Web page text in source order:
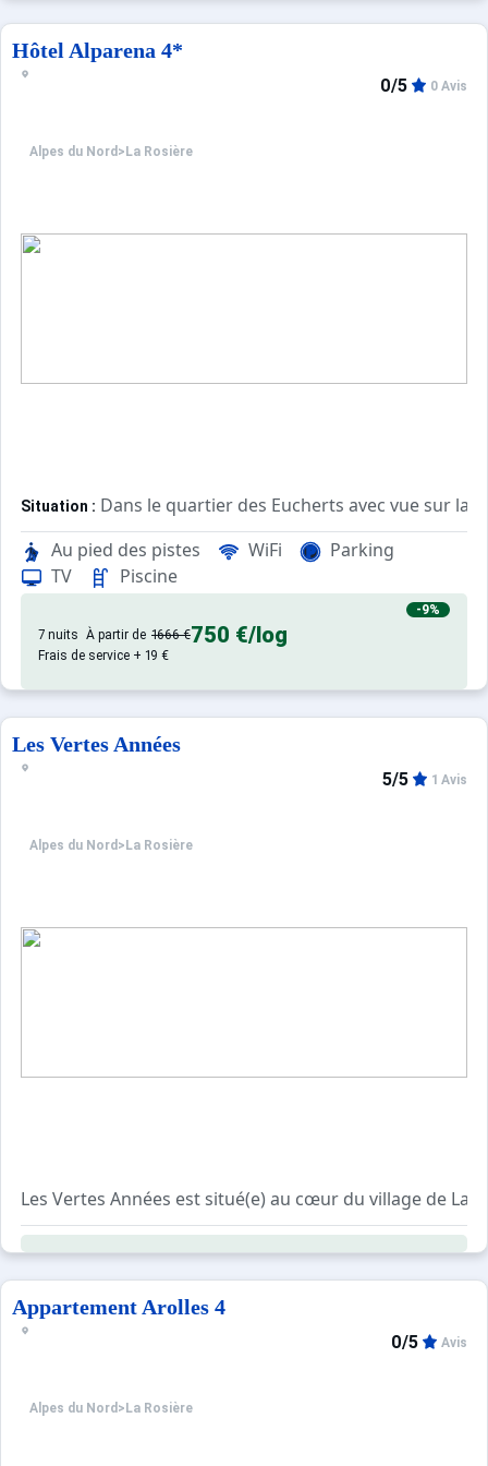
Hôtel Alparena 4*
Alpes du Nord > La Rosière
0/5 0 Avis
Situation : Dans le quartier des Eucherts avec vue sur la
Hôtel :Propose des chambres et suites confortables et
Au pied des pistes WiFi
Parking
TV
Piscine
-9%
7 nuits À partir de 1666 €750 €/log
Frais de service + 19 €
Les Vertes Années
Alpes du Nord > La Rosière
5/5 1 Avis
Les Vertes Années est situé(e) au cœur du village de La
Cet appartement est classé 4 Cimes par le label
Appartement Arolles 4
Alpes du Nord > La Rosière
0/5 Avis